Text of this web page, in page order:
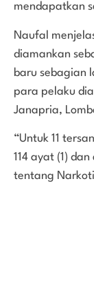
mendapatkan
Naufal
diamankan
baru sebagian
para pelaku
Janapria,
“Untuk 11
114 ayat (1)
tentang